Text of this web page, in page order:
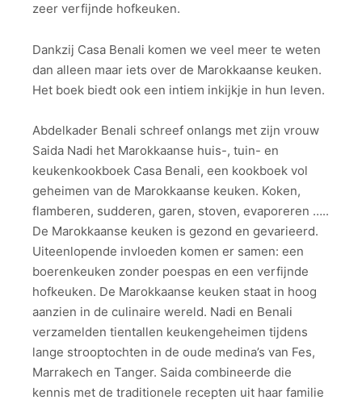
zeer verfijnde hofkeuken.
Dankzij Casa Benali komen we veel meer te weten
dan alleen maar iets over de Marokkaanse keuken.
Het boek biedt ook een intiem inkijkje in hun leven.
Abdelkader Benali schreef onlangs met zijn vrouw
Saida Nadi het Marokkaanse huis-, tuin- en
keukenkookboek Casa Benali, een kookboek vol
geheimen van de Marokkaanse keuken. Koken,
flamberen, sudderen, garen, stoven, evaporeren …..
De Marokkaanse keuken is gezond en gevarieerd.
Uiteenlopende invloeden komen er samen: een
boerenkeuken zonder poespas en een verfijnde
hofkeuken. De Marokkaanse keuken staat in hoog
aanzien in de culinaire wereld. Nadi en Benali
verzamelden tientallen keukengeheimen tijdens
lange strooptochten in de oude medina’s van Fes,
Marrakech en Tanger. Saida combineerde die
kennis met de traditionele recepten uit haar familie